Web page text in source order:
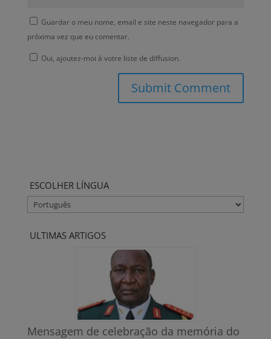
Guardar o meu nome, email e site neste navegador para a
próxima vez que eu comentar.
Oui, ajoutez-moi à votre liste de diffusion.
ESCOLHER LÍNGUA
ESCOLHER
ULTIMAS ARTIGOS
Mensagem de celebração da memória do